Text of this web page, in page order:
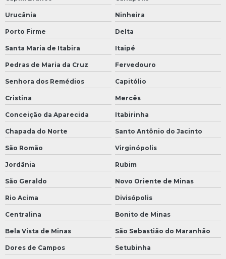
Urucânia Ninheira
Porto Firme Delta
Santa Maria de Itabira Itaipé
Pedras de Maria da Cruz Fervedouro
Senhora dos Remédios Capitólio
Cristina Mercês
Conceição da Aparecida Itabirinha
Chapada do Norte Santo Antônio do Jacinto
São Romão Virginópolis
Jordânia Rubim
São Geraldo Novo Oriente de Minas
Rio Acima Divisópolis
Centralina Bonito de Minas
Bela Vista de Minas São Sebastião do Maranhão
Dores de Campos Setubinha